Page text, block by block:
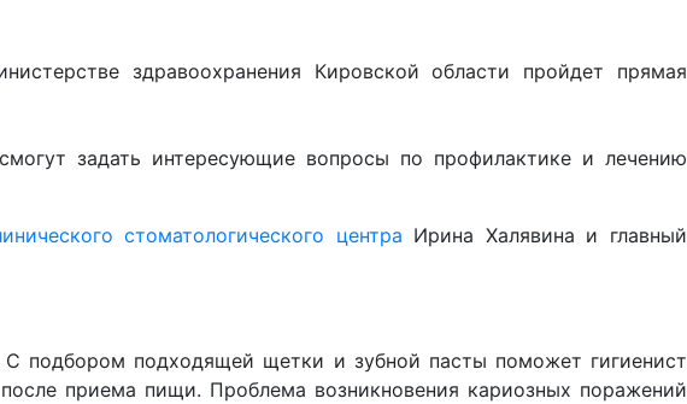
здравоохранения Кировской области пройдет прямая
задать интересующие вопросы по профилактике и лечению
стоматологического центра Ирина Халявина и главный
С подбором подходящей щетки и зубной пасты поможет гигиенист
приема пищи. Проблема возникновения кариозных поражений